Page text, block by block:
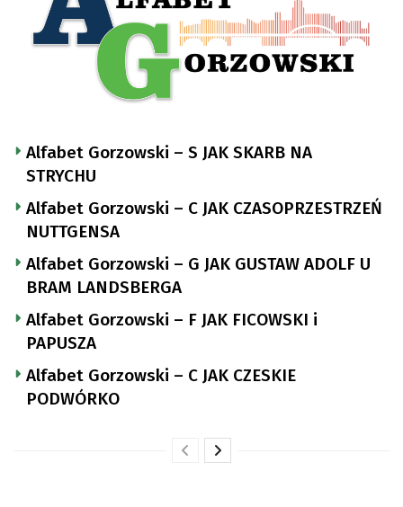
Alfabet Gorzowski – S JAK SKARB NA
STRYCHU
Alfabet Gorzowski – C JAK CZASOPRZESTRZEŃ
NUTTGENSA
Alfabet Gorzowski – G JAK GUSTAW ADOLF U
BRAM LANDSBERGA
Alfabet Gorzowski – F JAK FICOWSKI i
PAPUSZA
Alfabet Gorzowski – C JAK CZESKIE
PODWÓRKO